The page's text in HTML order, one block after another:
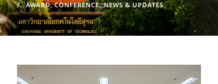
AWARD, CONFERENCE, NEWS & UPDATES